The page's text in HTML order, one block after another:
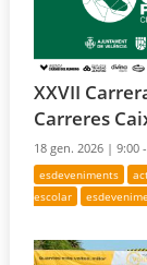
XXVII
Carreres
18 gen. 2026 |9:00
esdeveniments
escolar